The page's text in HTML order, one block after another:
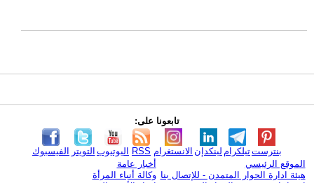
تابعونا على:
الفيسبوك التويتر اليوتيوب RSS الانستغرام لينكدإن تيلكرامبنترست
الموقع الرئيسي
هيئة ادارة الحوار المتمدن - للإتصال بنا
أخبار عامة
وكالة أنباء المرأة